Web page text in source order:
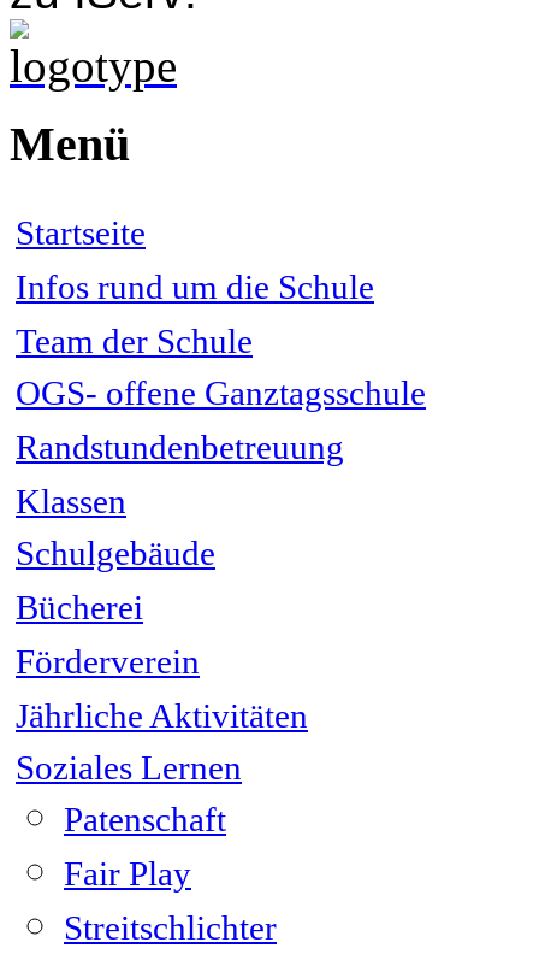
Menü
Startseite
Infos rund um die Schule
Team der Schule
OGS- offene Ganztagsschule
Randstundenbetreuung
Klassen
Schulgebäude
Bücherei
Förderverein
Jährliche Aktivitäten
Soziales Lernen
Patenschaft
Fair Play
Streitschlichter